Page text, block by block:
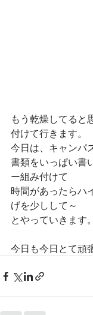
もう乾燥してると
付けて行きます。
今日は、キャンパ
書類をいっぱい書
ー組み付けて
時間があったらハ
げを少しして～
とやっていきます。
今日も今日とて頑